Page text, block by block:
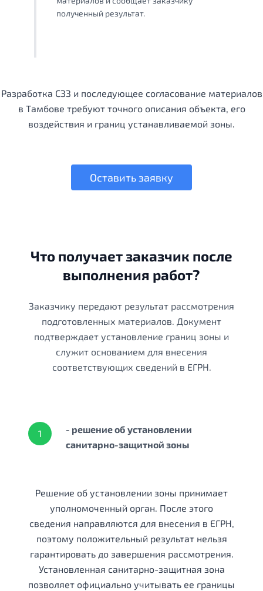
полученный результат.
Разработка СЗЗ и последующее согласование материалов
в Тамбове требуют точного описания объекта, его
воздействия и границ устанавливаемой зоны.
Оставить заявку
Что получает заказчик после
выполнения работ?
Заказчику передают результат рассмотрения
подготовленных материалов. Документ
подтверждает установление границ зоны и
служит основанием для внесения
соответствующих сведений в ЕГРН.
1
- решение об установлении
санитарно-защитной зоны
Решение об установлении зоны принимает
уполномоченный орган. После этого
сведения направляются для внесения в ЕГРН,
поэтому положительный результат нельзя
гарантировать до завершения рассмотрения.
Установленная санитарно-защитная зона
позволяет официально учитывать ее границы